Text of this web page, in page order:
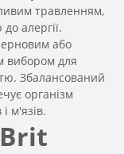
травленням,
алергії.
або
вибором для
Збалансований
організм
м'язів.